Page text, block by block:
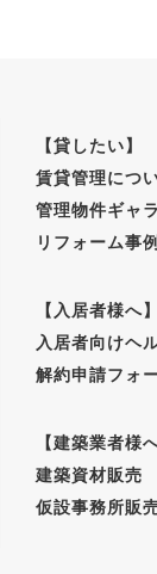
【貸したい】
賃貸管理につ
管理物件ギャ
リフォーム事
【入居者様へ
入居者向けヘ
解約申請フォ
【建築業者様
建築資材販売
仮設事務所販